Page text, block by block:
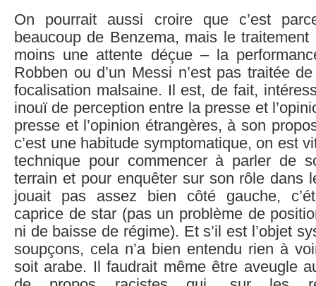
On pourrait aussi croire que c’est
beaucoup de Benzema, mais le traitement
moins une attente déçue – la
Robben ou d’un Messi n’est pas traitée
focalisation malsaine. Il est, de fait,
inouï de perception entre la presse et
presse et l’opinion étrangères, à son
c’est une habitude symptomatique, on est
technique pour commencer à parler de
terrain et pour enquêter sur son rôle dans
jouait pas assez bien côté gauche,
caprice de star (pas un problème de
ni de baisse de régime). Et s’il est l’objet
soupçons, cela n’a bien entendu rien à
soit arabe. Il faudrait même être aveugle